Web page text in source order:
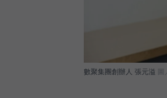
數聚集團創辦人 張元溢 圖